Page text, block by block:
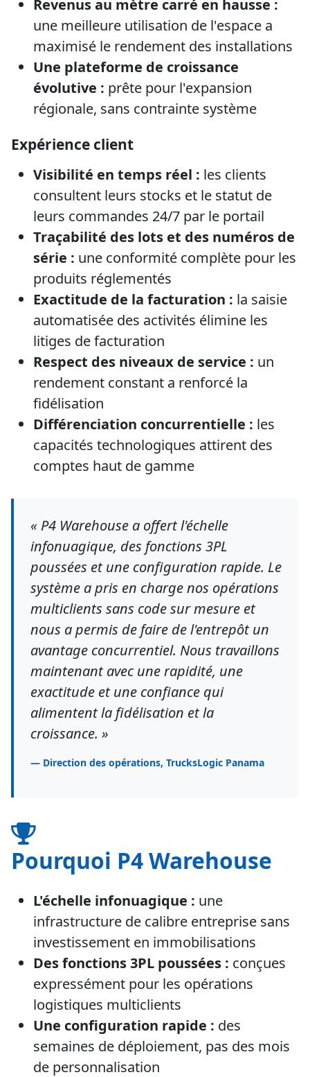
Revenus au mètre carré en hausse :
une meilleure utilisation de l'espace a
maximisé le rendement des installations
Une plateforme de croissance
évolutive : prête pour l'expansion
régionale, sans contrainte système
Expérience client
Visibilité en temps réel : les clients
consultent leurs stocks et le statut de
leurs commandes 24/7 par le portail
Traçabilité des lots et des numéros de
série : une conformité complète pour les
produits réglementés
Exactitude de la facturation : la saisie
automatisée des activités élimine les
litiges de facturation
Respect des niveaux de service : un
rendement constant a renforcé la
fidélisation
Différenciation concurrentielle : les
capacités technologiques attirent des
comptes haut de gamme
« P4 Warehouse a offert l'échelle
infonuagique, des fonctions 3PL
poussées et une configuration rapide. Le
système a pris en charge nos opérations
multiclients sans code sur mesure et
nous a permis de faire de l'entrepôt un
avantage concurrentiel. Nous travaillons
maintenant avec une rapidité, une
exactitude et une confiance qui
alimentent la fidélisation et la
croissance. »
— Direction des opérations, TrucksLogic Panama
Pourquoi P4 Warehouse
L'échelle infonuagique : une
infrastructure de calibre entreprise sans
investissement en immobilisations
Des fonctions 3PL poussées : conçues
expressément pour les opérations
logistiques multiclients
Une configuration rapide : des
semaines de déploiement, pas des mois
de personnalisation